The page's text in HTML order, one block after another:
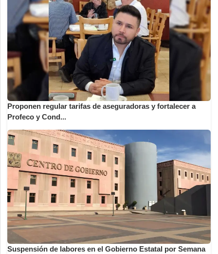
Proponen regular tarifas de aseguradoras y fortalecer a
Profeco y Cond...
Suspensión de labores en el Gobierno Estatal por Semana